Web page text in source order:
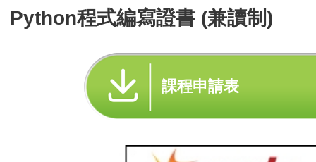
Python程式編寫證書 (兼讀制)
課程申請表